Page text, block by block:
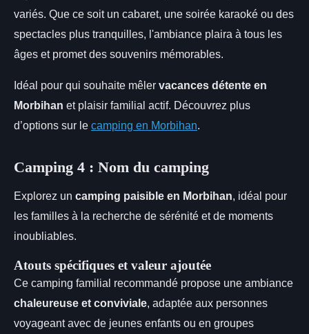
variés. Que ce soit un cabaret, une soirée karaoké ou des
spectacles plus tranquilles, l'ambiance plaira à tous les
âges et promet des souvenirs mémorables.
Idéal pour qui souhaite mêler vacances détente en
Morbihan et plaisir familial actif. Découvrez plus
d’options sur le camping en Morbihan.
Camping 4 : Nom du camping
Explorez un camping paisible en Morbihan, idéal pour
les familles à la recherche de sérénité et de moments
inoubliables.
Atouts spécifiques et valeur ajoutée
Ce camping familial recommandé propose une ambiance
chaleureuse et conviviale, adaptée aux personnes
voyageant avec de jeunes enfants ou en groupes